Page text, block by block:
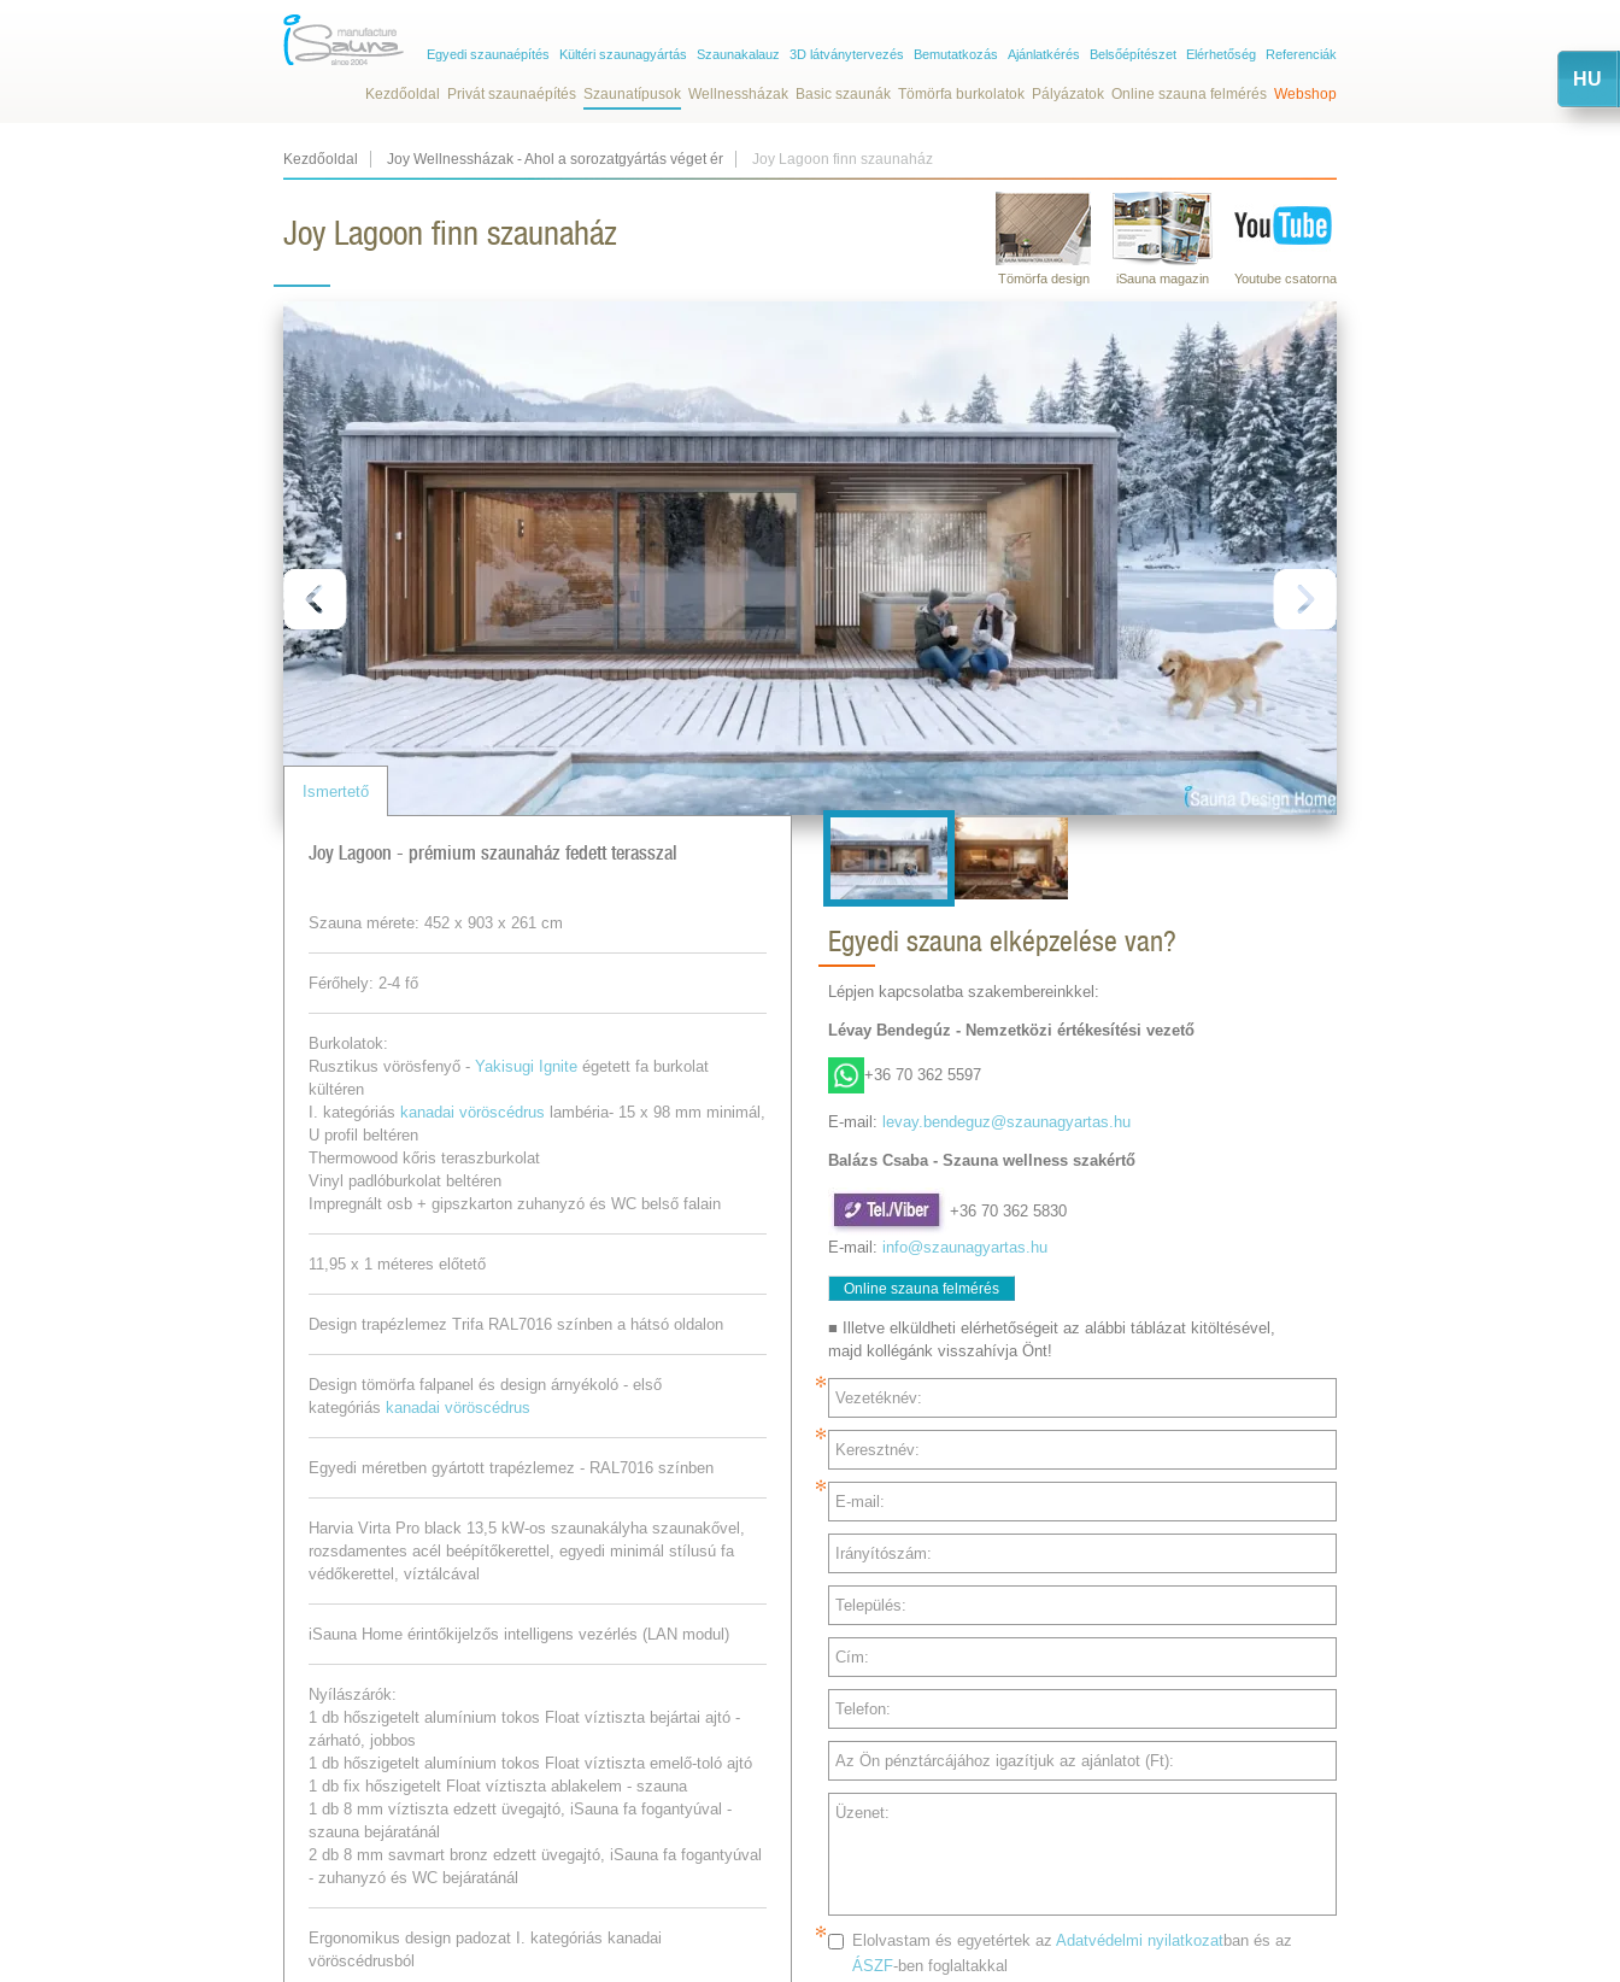
Egyedi szaunaépítés Kültéri szaunagyártás Szaunakalauz 3D látványtervezés Bemutatkozás Ajánlatkérés Belsőépítészet Elérhetőség Referenciák
Kezdőoldal Privát szaunaépítés Szaunatípusok Wellnessházak Basic szaunák Tömörfa burkolatok Pályázatok Online szauna felmérés Webshop
Kezdőoldal Joy Wellnessházak - Ahol a sorozatgyártás véget ér Joy Lagoon finn szaunaház
Joy Lagoon finn szaunaház
Youtube csatorna
iSauna magazin
Tömörfa design
Egyedi szauna elképzelése van?
Lépjen kapcsolatba szakembereinkkel:
Lévay Bendegúz - Nemzetközi értékesítési vezető
+36 70 362 5597
E-mail: levay.bendeguz@szaunagyartas.hu
Balázs Csaba - Szauna wellness szakértő
+36 70 362 5830
E-mail: info@szaunagyartas.hu
Online szauna felmérés
■ Illetve elküldheti elérhetőségeit az alábbi táblázat kitöltésével,
majd kollégánk visszahívja Önt!
Vezetéknév:
Keresztnév:
E-mail:
Irányítószám:
Település:
Cím:
Telefon:
Az Ön pénztárcájához igazítjuk az ajánlatot (Ft):
Üzenet:
Elolvastam és egyetértek az Adatvédelmi nyilatkozatban és az
ÁSZF-ben foglaltakkal
Ismertető
Joy Lagoon - prémium szaunaház fedett terasszal
Szauna mérete: 452 x 903 x 261 cm
Férőhely: 2-4 fő
Burkolatok:
Rusztikus vörösfenyő - Yakisugi Ignite égetett fa burkolat
kültéren
I. kategóriás kanadai vöröscédrus lambéria- 15 x 98 mm minimál,
U profil beltéren
Thermowood kőris teraszburkolat
Vinyl padlóburkolat beltéren
Impregnált osb + gipszkarton zuhanyzó és WC belső falain
11,95 x 1 méteres előtető
Design trapézlemez Trifa RAL7016 színben a hátsó oldalon
Design tömörfa falpanel és design árnyékoló - első
kategóriás kanadai vöröscédrus
Egyedi méretben gyártott trapézlemez - RAL7016 színben
Harvia Virta Pro black 13,5 kW-os szaunakályha szaunakővel,
rozsdamentes acél beépítőkerettel, egyedi minimál stílusú fa
védőkerettel, víztálcával
iSauna Home érintőkijelzős intelligens vezérlés (LAN modul)
Nyílászárók:
1 db hőszigetelt alumínium tokos Float víztiszta bejártai ajtó -
zárható, jobbos
1 db hőszigetelt alumínium tokos Float víztiszta emelő-toló ajtó
1 db fix hőszigetelt Float víztiszta ablakelem - szauna
1 db 8 mm víztiszta edzett üvegajtó, iSauna fa fogantyúval -
szauna bejáratánál
2 db 8 mm savmart bronz edzett üvegajtó, iSauna fa fogantyúval
- zuhanyzó és WC bejáratánál
Ergonomikus design padozat I. kategóriás kanadai
vöröscédrusból
HU